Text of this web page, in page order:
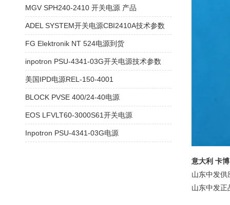
意大利 卡
山东中发
山东中发
MGV SPH240-2410 开关电源 产品
ADEL SYSTEM开关电源CBI2410A技术参数
FG Elektronik NT 524电源到货
inpotron PSU-4341-03G开关电源技术参数
美国IPD电源REL-150-4001
BLOCK PVSE 400/24-40电源
EOS LFVLT60-3000S61开关电源
Inpotron PSU-4341-03G电源